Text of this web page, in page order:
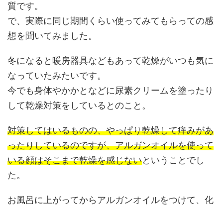
質です。
で、実際に同じ期間くらい使ってみてもらっての感
想を聞いてみました。
冬になると暖房器具などもあって乾燥がいつも気に
なっていたみたいです。
今でも身体やかかとなどに尿素クリームを塗ったり
して乾燥対策をしているとのこと。
対策してはいるものの、やっぱり乾燥して痒みがあ
ったりしているのですが、アルガンオイルを使って
いる顔はそこまで乾燥を感じないということでし
た。
お風呂に上がってからアルガンオイルをつけて、化